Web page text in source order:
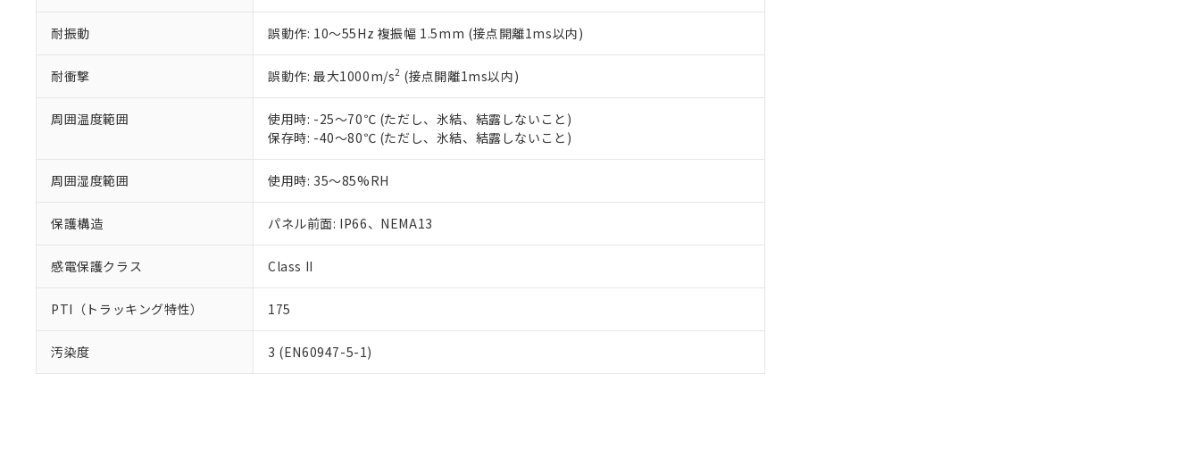
耐振動 誤動作: 10～55Hz 複振幅 1.5mm (接点開離1ms以内)
耐衝撃 誤動作: 最大1000m/s2 (接点開離1ms以内)
周囲温度範囲
使用時: -25～70℃ (ただし、氷結、結露しないこと)
保存時: -40～80℃ (ただし、氷結、結露しないこと)
周囲湿度範囲 使用時: 35～85%RH
保護構造 パネル前面: IP66、NEMA13
感電保護クラス Class II
PTI（トラッキング特性） 175
汚染度 3 (EN60947-5-1)
いる法人を指します。
EU RoHS指令（10物質）の非含有証明書
51物質の非含有証明書（当社基準）
※本証明書は発行日時点で非含有を証明するもので、過去に遡って非含有を証明するものではありません。
また、RoHS指令のフタル酸エステル類４物質の対応では、対応完了までの期間は出荷製品に未対応品が
既に当社にて対応品への在庫切替を完了していることから、特段のことがない限り、2022年1月12日よ
り割愛しております。